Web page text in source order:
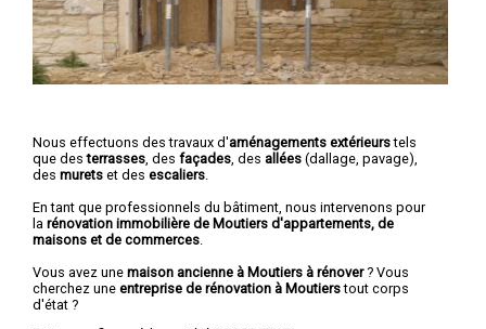
Nous effectuons des travaux d'aménagements extérieurstels
que desterrasses , des façades , des allées (dallage, pavage),
des murets et des escaliers
En tant que professionnels du bâtiment, nous intervenons pour
la rénovation immobilière de Moutiers d'appartements, de
maisons et de commerces
Vous avez une maison ancienne à Moutiers à rénover? Vous
cherchez une entreprise de rénovation à Moutierstout corps
d'état ?